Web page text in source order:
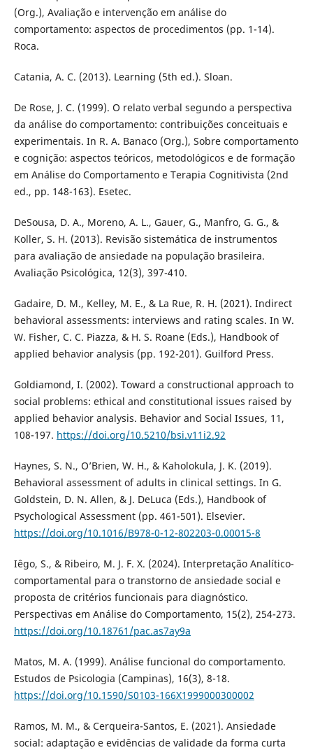
(Org.), Avaliação e intervenção em análise do
comportamento: aspectos de procedimentos (pp. 1-14).
Roca.
Catania, A. C. (2013). Learning (5th ed.). Sloan.
De Rose, J. C. (1999). O relato verbal segundo a perspectiva
da análise do comportamento: contribuições conceituais e
experimentais. In R. A. Banaco (Org.), Sobre comportamento
e cognição: aspectos teóricos, metodológicos e de formação
em Análise do Comportamento e Terapia Cognitivista (2nd
ed., pp. 148-163). Esetec.
DeSousa, D. A., Moreno, A. L., Gauer, G., Manfro, G. G., &
Koller, S. H. (2013). Revisão sistemática de instrumentos
para avaliação de ansiedade na população brasileira.
Avaliação Psicológica, 12(3), 397-410.
Gadaire, D. M., Kelley, M. E., & La Rue, R. H. (2021). Indirect
behavioral assessments: interviews and rating scales. In W.
W. Fisher, C. C. Piazza, & H. S. Roane (Eds.), Handbook of
applied behavior analysis (pp. 192-201). Guilford Press.
Goldiamond, I. (2002). Toward a constructional approach to
social problems: ethical and constitutional issues raised by
applied behavior analysis. Behavior and Social Issues, 11,
108-197. https://doi.org/10.5210/bsi.v11i2.92
Haynes, S. N., O’Brien, W. H., & Kaholokula, J. K. (2019).
Behavioral assessment of adults in clinical settings. In G.
Goldstein, D. N. Allen, & J. DeLuca (Eds.), Handbook of
Psychological Assessment (pp. 461-501). Elsevier.
https://doi.org/10.1016/B978-0-12-802203-0.00015-8
Iêgo, S., & Ribeiro, M. J. F. X. (2024). Interpretação Analítico-
comportamental para o transtorno de ansiedade social e
proposta de critérios funcionais para diagnóstico.
Perspectivas em Análise do Comportamento, 15(2), 254-273.
https://doi.org/10.18761/pac.as7ay9a
Matos, M. A. (1999). Análise funcional do comportamento.
Estudos de Psicologia (Campinas), 16(3), 8-18.
https://doi.org/10.1590/S0103-166X1999000300002
Ramos, M. M., & Cerqueira-Santos, E. (2021). Ansiedade
social: adaptação e evidências de validade da forma curta